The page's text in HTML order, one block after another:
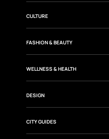
CULTURE
FASHION & BEAUTY
WELLNESS & HEALTH
DESIGN
CITY GUIDES